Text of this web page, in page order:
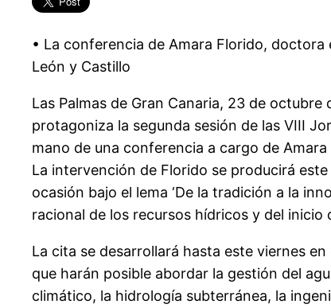
• La conferencia de Amara Florido,
León y Castillo
Las Palmas de Gran Canaria, 23 de
protagoniza la segunda sesión de las VIII
mano de una conferencia a cargo de
La intervención de Florido se producirá
ocasión bajo el lema ‘De la tradición a la
racional de los recursos hídricos y del inicio
La cita se desarrollará hasta este viernes
que harán posible abordar la gestión del
climático, la hidrología subterránea, la